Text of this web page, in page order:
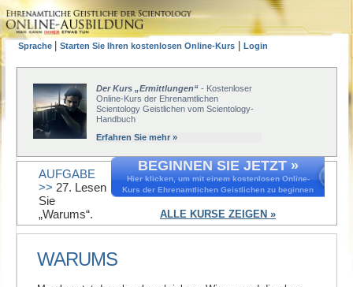
Sprache Starten Sie Ihren kostenlosen Online-Kurs Login
Der Kurs „Ermittlungen“ - Kostenloser
Online-Kurs der Ehrenamtlichen
Scientology Geistlichen vom Scientology-
Handbuch
Erfahren Sie mehr »
BEGINNEN SIE JETZT »
Hier klicken, um mit einem kostenlosen Online-
Kurs der Ehrenamtlichen Geistlichen zu beginnen
ALLE KURSE ZEIGEN »
AUFGABE
>> 27. Lesen
Sie
„Warums“.
WARUMS